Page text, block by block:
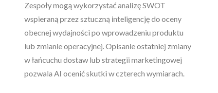
Zespoły mogą wykorzystać analizę SWOT
wspieraną przez sztuczną inteligencję do oceny
obecnej wydajności po wprowadzeniu produktu
lub zmianie operacyjnej. Opisanie ostatniej zmiany
w łańcuchu dostaw lub strategii marketingowej
pozwala AI ocenić skutki w czterech wymiarach.